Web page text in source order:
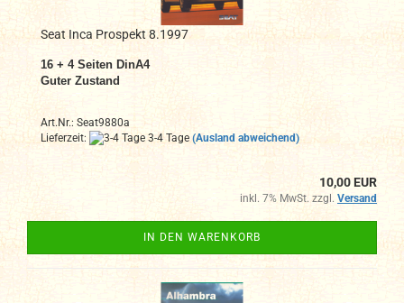
Seat Inca Prospekt 8.1997
16 + 4 Seiten DinA4
Guter Zustand
Art.Nr.: Seat9880a
Lieferzeit:
3-4 Tage (Ausland abweichend)
10,00 EUR
inkl. 7% MwSt. zzgl. Versand
IN DEN WARENKORB